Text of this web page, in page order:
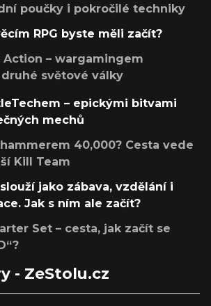
poučky i pokročilé techniky
RPG byste měli začít?
Action – wargamingem
světové války
– epickými bitvami
mechů
40,000? Cesta vede
Kill Team
jako zábava, vzdělání i
Jak s ním ale začít?
Set – cesta, jak začít se
- ZeStolu.cz